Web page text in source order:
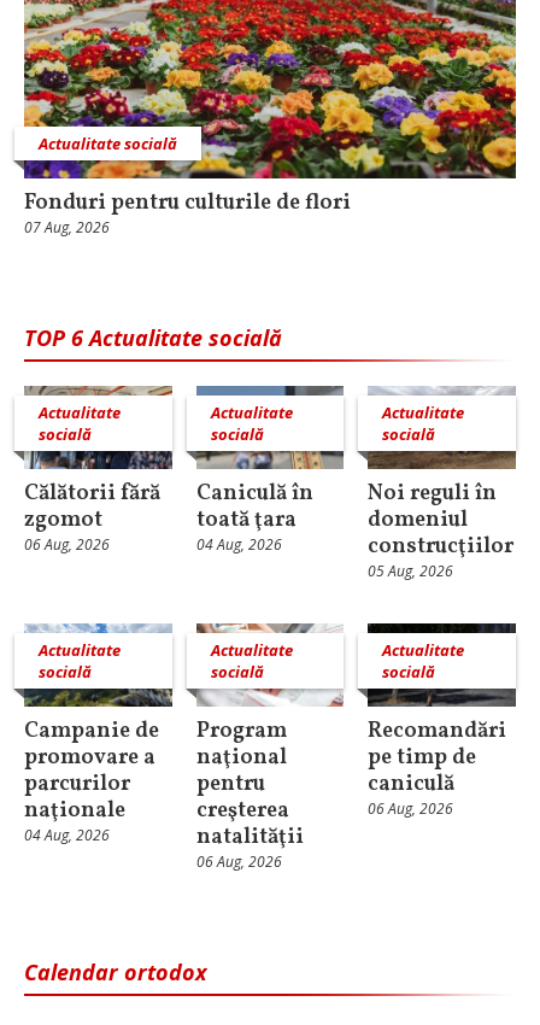
Actualitate socială
Fonduri pentru culturile de flori
07 Aug, 2026
TOP 6 Actualitate socială
Actualitate
socială
Călătorii fără
zgomot
06 Aug, 2026
Actualitate
socială
Caniculă în
toată ţara
04 Aug, 2026
Actualitate
socială
Noi reguli în
domeniul
construcţiilor
05 Aug, 2026
Actualitate
socială
Campanie de
promovare a
parcurilor
naţionale
04 Aug, 2026
Actualitate
socială
Program
naţional
pentru
creşterea
natalităţii
06 Aug, 2026
Actualitate
socială
Recomandări
pe timp de
caniculă
06 Aug, 2026
Calendar ortodox